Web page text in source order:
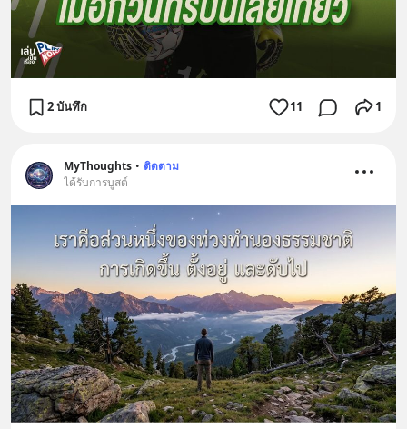
2 บันทึก 11 1
MyThoughts • ติดตาม
ได้รับการบูสต์